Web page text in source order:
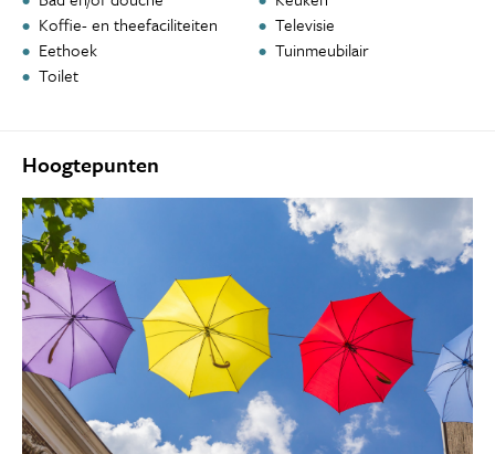
Koffie- en theefaciliteiten
Televisie
Eethoek
Tuinmeubilair
Toilet
Hoogtepunten